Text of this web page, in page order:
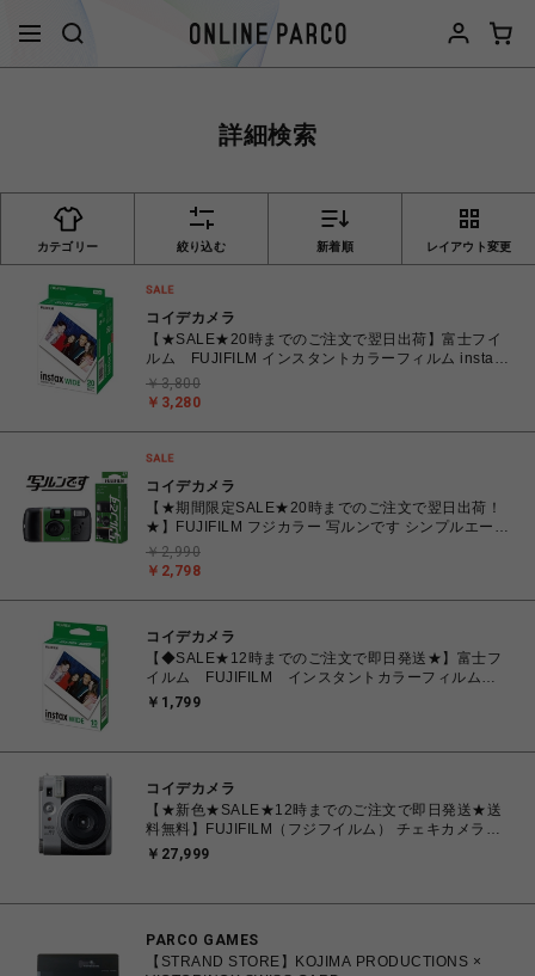
詳細検索
カテゴリー 絞り込む 新着順 レイアウト変更
コイデカメラ
【★SALE★20時までのご注文で翌日出荷】富士フイ
ルム FUJIFILM インスタントカラーフィルム instax
WIDE ワイド 2パック(10枚入×2) INSTAXWIDEWW2
￥3,280
￥3,800
コイデカメラ
【★期間限定SALE★20時までのご注文で翌日出荷！
★】FUJIFILM フジカラー 写ルンです シンプルエース
27枚撮り レンズ付きフィルム
￥2,798
￥2,990
コイデカメラ
【◆SALE★12時までのご注文で即日発送★】富士フ
イルム FUJIFILM インスタントカラーフィルム
instax WIDE ワイド 1パック(10枚入) INSTAX
￥1,799
コイデカメラ
【★新色★SALE★12時までのご注文で即日発送★送
料無料】FUJIFILM（フジフイルム） チェキカメラ
INSTAX mini99 シルバー
￥27,999
PARCO GAMES
【STRAND STORE】KOJIMA PRODUCTIONS ×